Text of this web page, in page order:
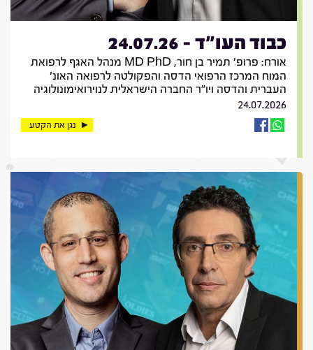
כבוד העו"ד - 24.07.26
אורח: פרופ' תמיר בן חור, MD PhD מנהל האגף לרפואת
המוח המרכז הרפואי הדסה והפקולטה לרפואה האונ'
העברית והדסה ויו"ר החברה הישראלית לנוירואימונולוגיה
24.07.2026
נגן את הקטע